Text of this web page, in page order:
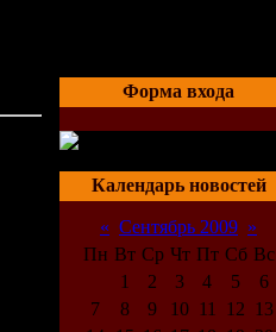
Форма входа
Календарь новостей
« Сентябрь 2009 »
Пн Вт Ср Чт Пт Сб Вс
1
2 3 4 5
6
7
8 9 10 11 12
13